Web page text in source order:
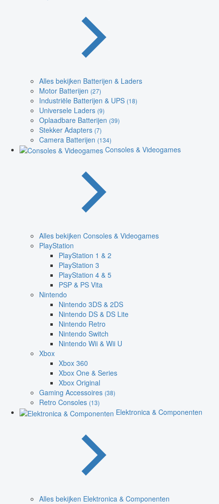
Alles bekijken Batterijen & Laders
Motor Batterijen (27)
Industriële Batterijen & UPS (18)
Universele Laders (9)
Oplaadbare Batterijen (39)
Stekker Adapters (7)
Camera Batterijen (134)
Consoles & Videogames
Alles bekijken Consoles & Videogames
PlayStation
PlayStation 1 & 2
PlayStation 3
PlayStation 4 & 5
PSP & PS Vita
Nintendo
Nintendo 3DS & 2DS
Nintendo DS & DS Lite
Nintendo Retro
Nintendo Switch
Nintendo Wii & Wii U
Xbox
Xbox 360
Xbox One & Series
Xbox Original
Gaming Accessoires (38)
Retro Consoles (13)
Elektronica & Componenten
Alles bekijken Elektronica & Componenten